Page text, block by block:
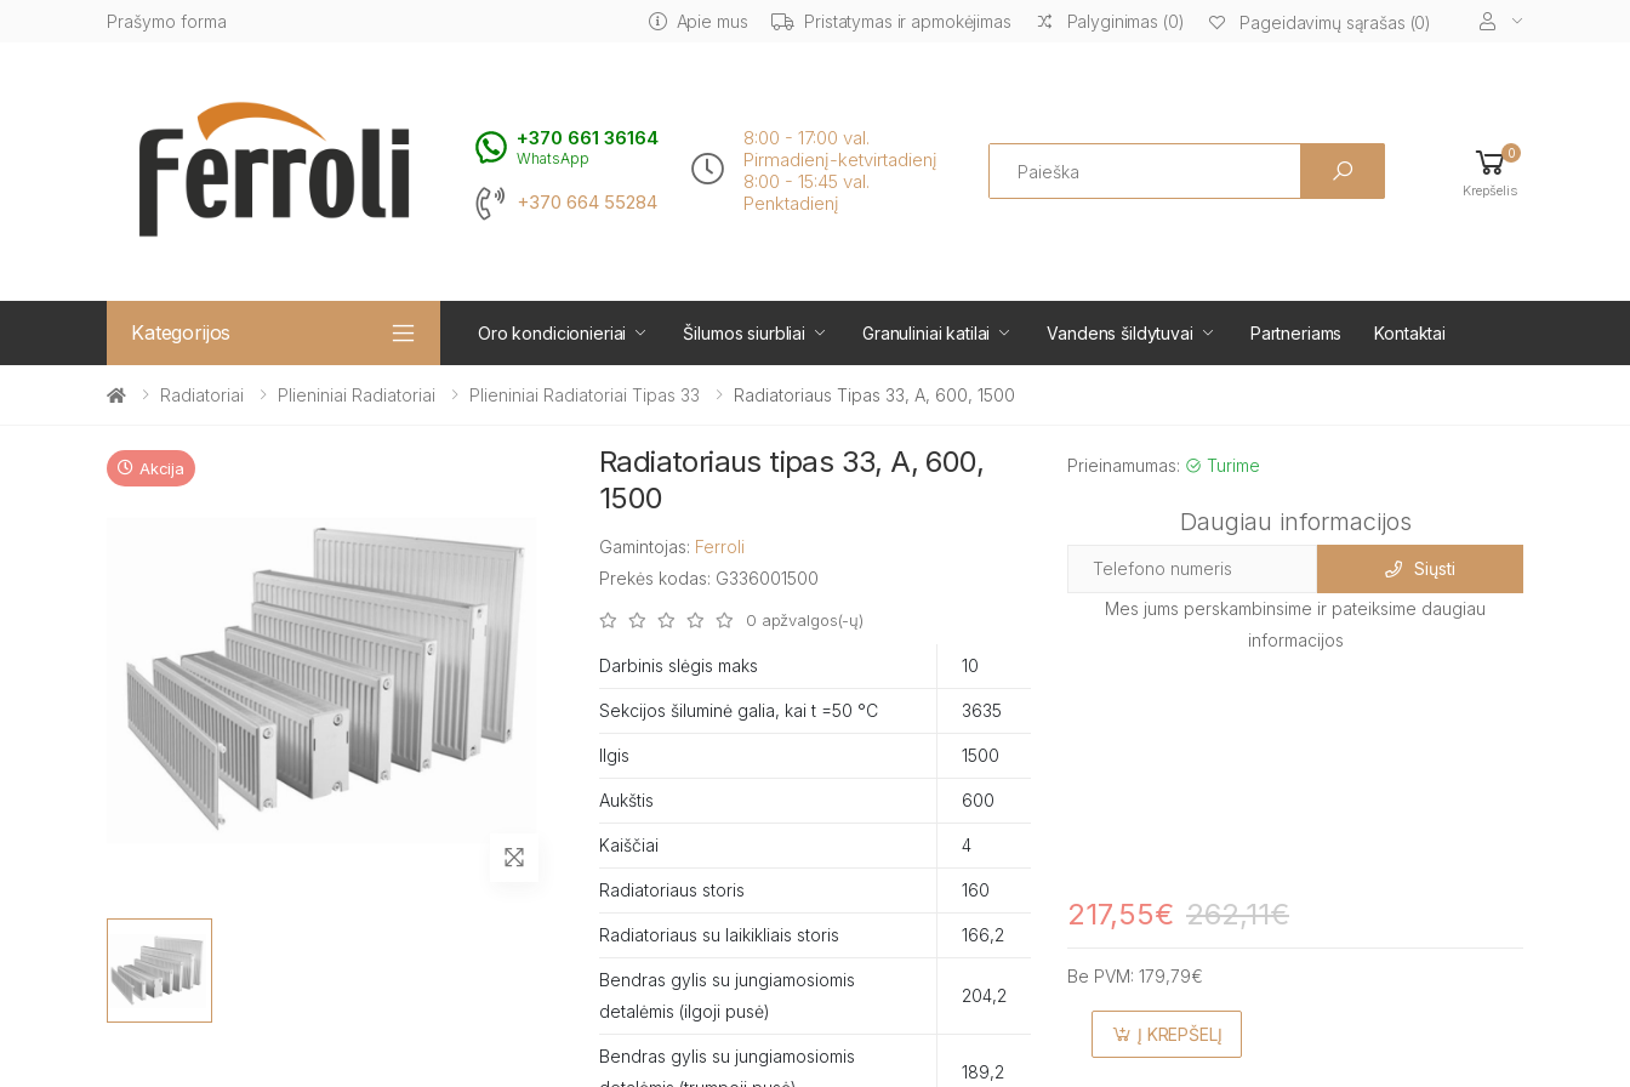
Prašymo forma Apie mus Pristatymas ir apmokėjimas Palyginimas (0) Pageidavimų sąrašas (0)
+370 661 36164
WhatsApp
+370 664 55284
8:00 - 17:00 val.
Pirmadienį-ketvirtadienį
8:00 - 15:45 val.
Penktadienį
Search 0
Krepšelis
Kategorijos Oro kondicionieriai Šilumos siurbliai Granuliniai katilai Vandens šildytuvai Partneriams Kontaktai
Radiatoriai Plieniniai Radiatoriai Plieniniai Radiatoriai Tipas 33 Radiatoriaus Tipas 33, A, 600, 1500
Akcija
Radiatoriaus tipas 33, A, 600,
1500
Gamintojas: Ferroli
Prekės kodas: G336001500
0 apžvalgos(-ų)
Darbinis slėgis maks 10
Sekcijos šiluminė galia, kai t =50 °C 3635
Ilgis 1500
Aukštis 600
Kaiščiai 4
Radiatoriaus storis 160
Radiatoriaus su laikikliais storis 166,2
Bendras gylis su jungiamosiomis
detalėmis (ilgoji pusė)
204,2
Bendras gylis su jungiamosiomis
189,2
Prieinamumas: Turime
Daugiau informacijos
Siųsti
Mes jums perskambinsime ir pateiksime daugiau
informacijos
217,55€ 262,11€
Be PVM: 179,79€
Į KREPŠELĮ